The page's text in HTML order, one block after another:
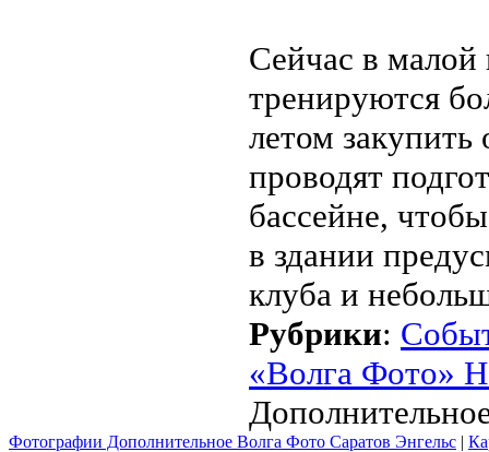
Сейчас в
тренируются
летом закупить
проводят
бассейне,
в здании
клуба и
Рубрики:
«Волга Фото»
Фотографии Дополнительное Волга Фото Саратов Энгельс |